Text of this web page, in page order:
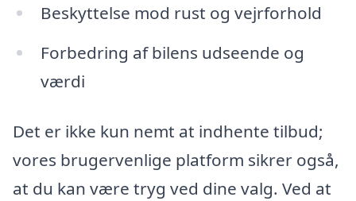
Beskyttelse mod rust og vejrforhold
Forbedring af bilens udseende og
værdi
Det er ikke kun nemt at indhente tilbud;
vores brugervenlige platform sikrer også,
at du kan være tryg ved dine valg. Ved at